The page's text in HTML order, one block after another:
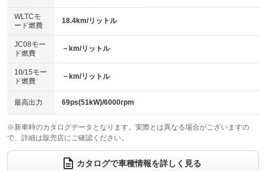
センターデフロック
：装備なし
電動格納ミラー
：装備あり
エアロ
：装備なし
：装備なし
パワーシート
ベンチシート
：装備なし
チップアップシート
：装備なし
：装備なし ：装備なし
ウォークスルー
：装備あり
電動リアゲート フロントカメラ
：装備あり
WLTCモ
ード燃費
18.4km/リットル
JC08モー
ド燃費
－km/リットル
10/15モー
ド燃費
－km/リットル
最高出力 69ps(51kW)/6000rpm
※新車時のカタログデータとなります。実際とは異なる場合がございますの
で、詳細は販売店にご確認ください。
カタログで車種情報を詳しく見る